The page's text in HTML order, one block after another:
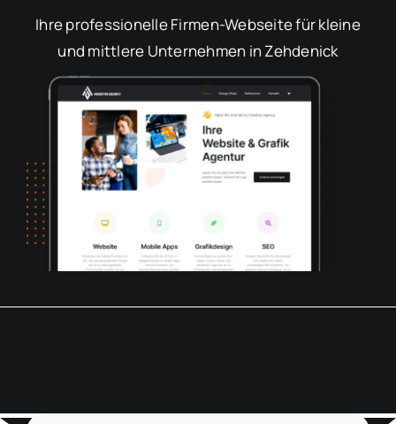
Ihre professionelle Firmen-Webseite für kleine
und mittlere Unternehmen in Zehdenick